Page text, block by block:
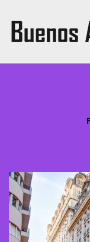
content